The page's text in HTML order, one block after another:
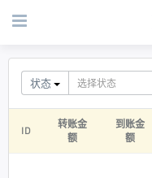
状态
ID
转账金
额
到账金
额